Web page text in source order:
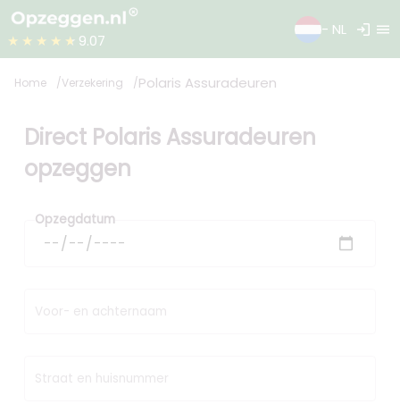
★★★★★ 9.07
- NL login menu
Home Verzekering Polaris Assuradeuren
Direct Polaris Assuradeuren
opzeggen
Opzegdatum
Voor- en achternaam
Straat en huisnummer